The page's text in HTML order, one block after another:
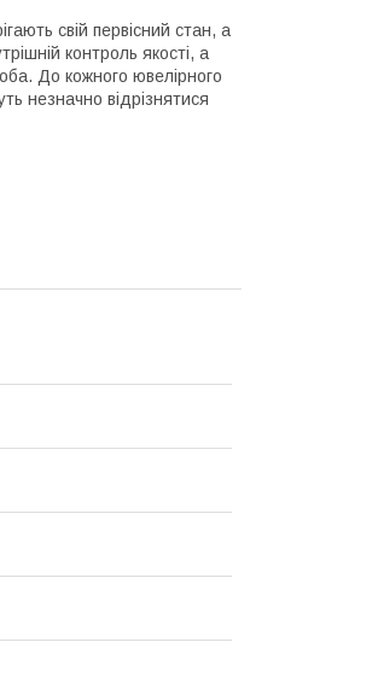
свій первісний стан, а
контроль якості, а
До кожного ювелірного
незначно відрізнятися